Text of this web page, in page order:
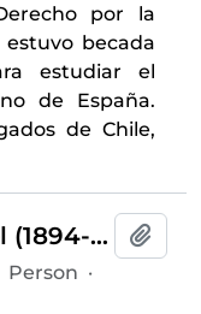
por la
becada
estudiar el
de España.
de Chile,
Escobedo Duato, Manuel (1894-1973)
Person ·